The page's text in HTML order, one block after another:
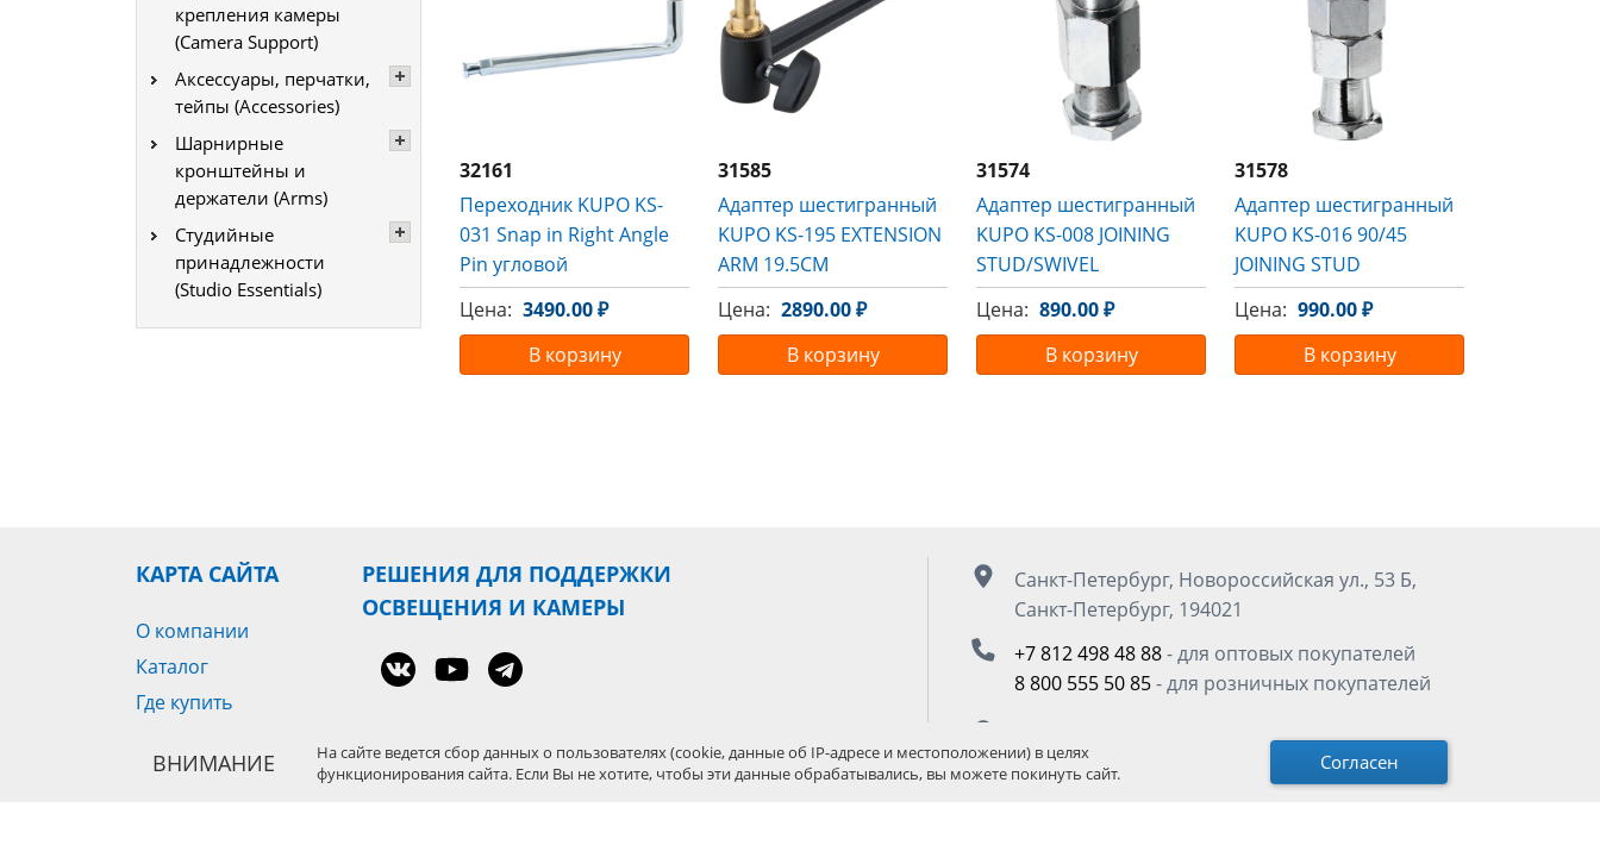
крепления камеры
(Camera Support)
Аксессуары, перчатки,
тейпы (Accessories)
Шарнирные
кронштейны и
держатели (Arms)
Студийные
принадлежности
(Studio Essentials)
32161
Переходник KUPO KS-
031 Snap in Right Angle
Pin угловой
Цена: 3490.00 ₽
В корзину
31585
Адаптер шестигранный
KUPO KS-195 EXTENSION
ARM 19.5CM
Цена: 2890.00 ₽
В корзину
31574
Адаптер шестигранный
KUPO KS-008 JOINING
STUD/SWIVEL
Цена: 890.00 ₽
В корзину
31578
Адаптер шестигранный
KUPO KS-016 90/45
JOINING STUD
Цена: 990.00 ₽
В корзину
КАРТА САЙТА
О компании
Каталог
Где купить
Новости
РЕШЕНИЯ ДЛЯ ПОДДЕРЖКИ
ОСВЕЩЕНИЯ И КАМЕРЫ
СЦЕНИЧЕСКОЕ И СТУДИЙНОЕ
ОБОРУДОВАНИЕ
Санкт-Петербург, Новороссийская ул., 53 Б,
Санкт-Петербург, 194021
+7 812 498 48 88- для оптовых покупателей
8 800 555 50 85- для розничных покупателей
Москва, Остаповский проезд д.5, стр. 4, под.3
+7 495 989 45 89
- для оптовых покупателей
ВНИМАНИЕ
На сайте ведется сбор данных о пользователях (cookie, данные об IP-адресе и местоположении) в целях
функционирования сайта. Если Вы не хотите, чтобы эти данные обрабатывались, вы можете покинуть сайт.
Согласен